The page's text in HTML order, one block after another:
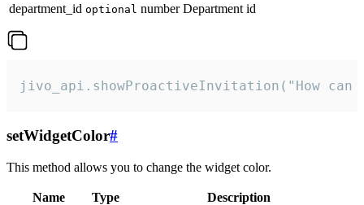
department_id optional number Department id
jivo_api.showProactiveInvitation("How
setWidgetColor#
This method allows you to change the widget color.
Name Type
Description